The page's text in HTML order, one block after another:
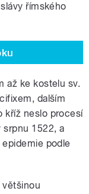
římského
až ke kostelu sv.
dalším
kříž neslo procesí
srpnu 1522, a
podle
většinou